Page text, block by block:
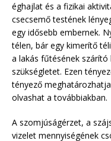
éghajlat és a fizikai
csecsemő testének
egy idősebb embernek.
télen, bár egy kimerítő
a lakás fűtésének szárító
szükségletet. Ezen
tényező
olvashat a továbbiakban.
A szomjúságérzet, a
vizelet mennyiségének